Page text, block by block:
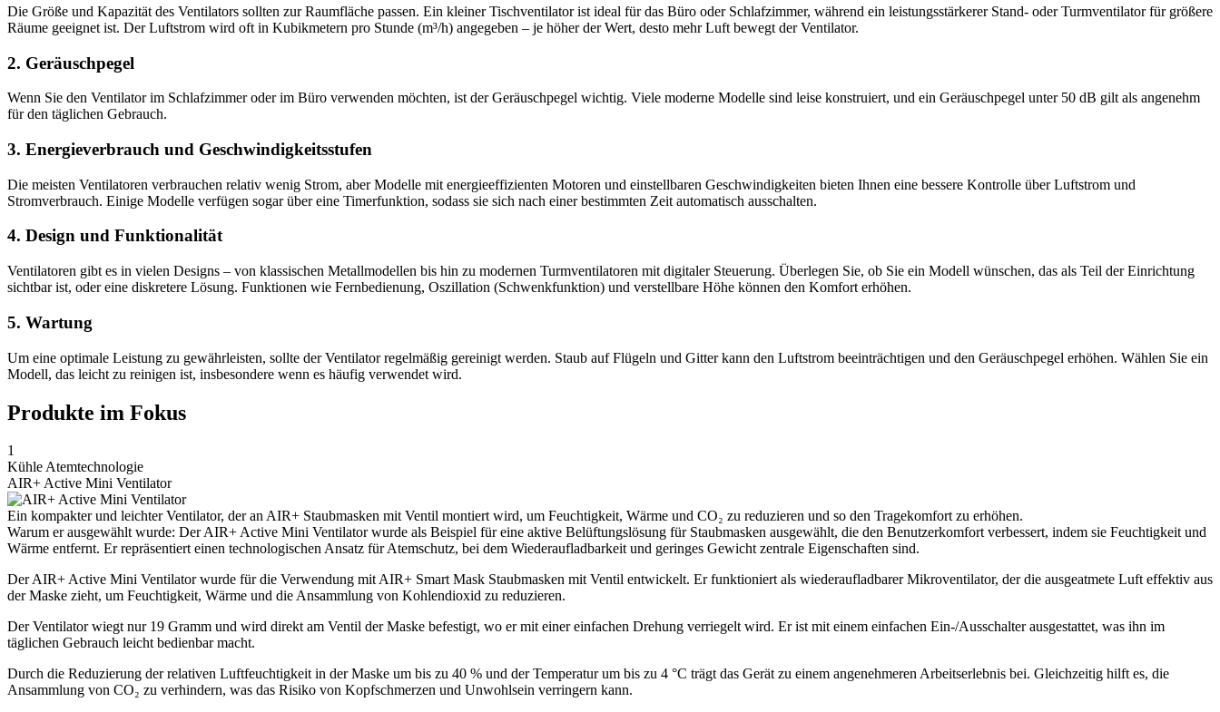
Die Größe und Kapazität des Ventilators sollten zur Raumfläche passen. Ein kleiner Tischventilator ist ideal für das Büro oder Schlafzimmer, während ein leistungsstärkerer Stand- oder Turmventilator für größere
Räume geeignet ist. Der Luftstrom wird oft in Kubikmetern pro Stunde (m³/h) angegeben – je höher der Wert, desto mehr Luft bewegt der Ventilator.
2. Geräuschpegel
Wenn Sie den Ventilator im Schlafzimmer oder im Büro verwenden möchten, ist der Geräuschpegel wichtig. Viele moderne Modelle sind leise konstruiert, und ein Geräuschpegel unter 50 dB gilt als angenehm
für den täglichen Gebrauch.
3. Energieverbrauch und Geschwindigkeitsstufen
Die meisten Ventilatoren verbrauchen relativ wenig Strom, aber Modelle mit energieeffizienten Motoren und einstellbaren Geschwindigkeiten bieten Ihnen eine bessere Kontrolle über Luftstrom und
Stromverbrauch. Einige Modelle verfügen sogar über eine Timerfunktion, sodass sie sich nach einer bestimmten Zeit automatisch ausschalten.
4. Design und Funktionalität
Ventilatoren gibt es in vielen Designs – von klassischen Metallmodellen bis hin zu modernen Turmventilatoren mit digitaler Steuerung. Überlegen Sie, ob Sie ein Modell wünschen, das als Teil der Einrichtung
sichtbar ist, oder eine diskretere Lösung. Funktionen wie Fernbedienung, Oszillation (Schwenkfunktion) und verstellbare Höhe können den Komfort erhöhen.
5. Wartung
Um eine optimale Leistung zu gewährleisten, sollte der Ventilator regelmäßig gereinigt werden. Staub auf Flügeln und Gitter kann den Luftstrom beeinträchtigen und den Geräuschpegel erhöhen. Wählen Sie ein
Modell, das leicht zu reinigen ist, insbesondere wenn es häufig verwendet wird.
Produkte im Fokus
1
Kühle Atemtechnologie
AIR+ Active Mini Ventilator
Ein kompakter und leichter Ventilator, der an AIR+ Staubmasken mit Ventil montiert wird, um Feuchtigkeit, Wärme und CO₂ zu reduzieren und so den Tragekomfort zu erhöhen.
Warum er ausgewählt wurde: Der AIR+ Active Mini Ventilator wurde als Beispiel für eine aktive Belüftungslösung für Staubmasken ausgewählt, die den Benutzerkomfort verbessert, indem sie Feuchtigkeit und
Wärme entfernt. Er repräsentiert einen technologischen Ansatz für Atemschutz, bei dem Wiederaufladbarkeit und geringes Gewicht zentrale Eigenschaften sind.
Der AIR+ Active Mini Ventilator wurde für die Verwendung mit AIR+ Smart Mask Staubmasken mit Ventil entwickelt. Er funktioniert als wiederaufladbarer Mikroventilator, der die ausgeatmete Luft effektiv aus
der Maske zieht, um Feuchtigkeit, Wärme und die Ansammlung von Kohlendioxid zu reduzieren.
Der Ventilator wiegt nur 19 Gramm und wird direkt am Ventil der Maske befestigt, wo er mit einer einfachen Drehung verriegelt wird. Er ist mit einem einfachen Ein-/Ausschalter ausgestattet, was ihn im
täglichen Gebrauch leicht bedienbar macht.
Durch die Reduzierung der relativen Luftfeuchtigkeit in der Maske um bis zu 40 % und der Temperatur um bis zu 4 °C trägt das Gerät zu einem angenehmeren Arbeitserlebnis bei. Gleichzeitig hilft es, die
Ansammlung von CO₂ zu verhindern, was das Risiko von Kopfschmerzen und Unwohlsein verringern kann.